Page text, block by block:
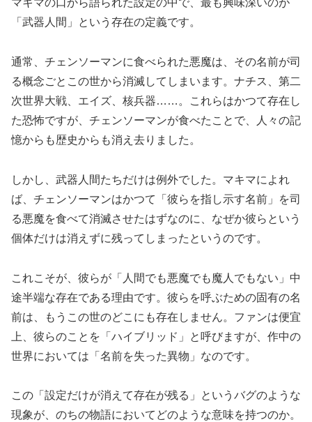
マキマの口から語られた設定の中で、最も興味深いのが
「武器人間」という存在の定義です。
通常、チェンソーマンに食べられた悪魔は、その名前が司
る概念ごとこの世から消滅してしまいます。ナチス、第二
次世界大戦、エイズ、核兵器……。これらはかつて存在し
た恐怖ですが、チェンソーマンが食べたことで、人々の記
憶からも歴史からも消え去りました。
しかし、武器人間たちだけは例外でした。マキマによれ
ば、チェンソーマンはかつて「彼らを指し示す名前」を司
る悪魔を食べて消滅させたはずなのに、なぜか彼らという
個体だけは消えずに残ってしまったというのです。
これこそが、彼らが「人間でも悪魔でも魔人でもない」中
途半端な存在である理由です。彼らを呼ぶための固有の名
前は、もうこの世のどこにも存在しません。ファンは便宜
上、彼らのことを「ハイブリッド」と呼びますが、作中の
世界においては「名前を失った異物」なのです。
この「設定だけが消えて存在が残る」というバグのような
現象が、のちの物語においてどのような意味を持つのか。